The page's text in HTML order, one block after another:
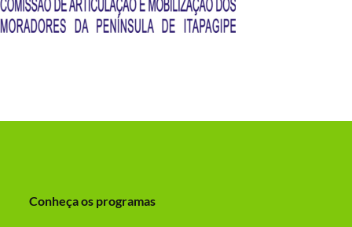
Conheça os programas